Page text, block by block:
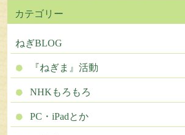
カテゴリー
ねぎBLOG
『ねぎま』活動
NHKもろもろ
PC・iPadとか